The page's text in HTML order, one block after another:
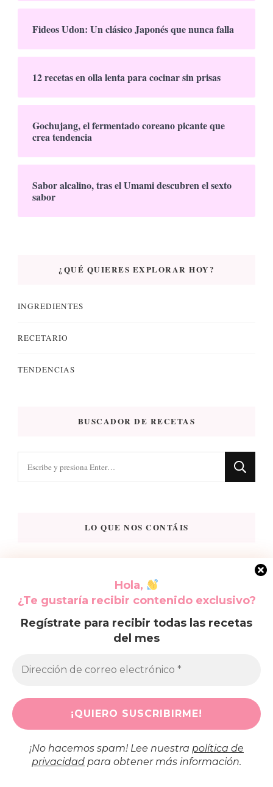
Hola,
¿Te gustaría recibir contenido exclusivo?
Regístrate para recibir todas las recetas
del mes
¡No hacemos spam! Lee nuestra política de
privacidad para obtener más información.
Fideos Udon: Un clásico Japonés que nunca falla
12 recetas en olla lenta para cocinar sin prisas
Gochujang, el fermentado coreano picante que
crea tendencia
Sabor alcalino, tras el Umami descubren el sexto
sabor
¿QUÉ QUIERES EXPLORAR HOY?
INGREDIENTES
RECETARIO
TENDENCIAS
BUSCADOR DE RECETAS
LO QUE NOS CONTÁIS
Tostada de aguacate y queso, un brunch que no
defrauda
Receta de tortilla de berenjenas, explicada para
Juan enCómo hacer paté de Mejillones en escabeche
zafranelasenCómo preparar muffins fáciles y esponjosos en